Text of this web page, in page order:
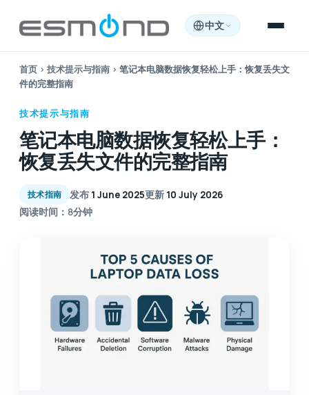
中文
首页 › 技术提示与指南 › 笔记本电脑数据恢复轻松上手：恢复丢失文
件的完整指南
技术提示与指南
笔记本电脑数据恢复轻松上手：
恢复丢失文件的完整指南
技术指南 发布 1 June 2025更新 10 July 2026
阅读时间：8分钟